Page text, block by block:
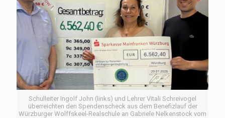
Schulleiter Ingolf John (links) und Lehrer Vitali Schreivogel
überreichten den Spendenscheck aus dem Benefizlauf der
Würzburger Wolffskeel-Realschule an Gabriele Nelkenstock vom